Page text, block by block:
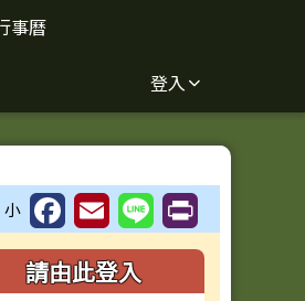
事曆
登入
小
區域內容
請由此登入